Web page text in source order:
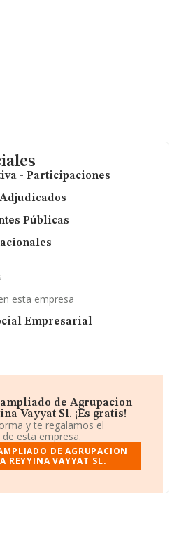
- Participaciones
Públicas
esta empresa
Empresarial
de Agrupacion
Vayyat Sl. ¡Es gratis!
y te regalamos el
esta empresa.
DE AGRUPACION
REYYINA VAYYAT SL.